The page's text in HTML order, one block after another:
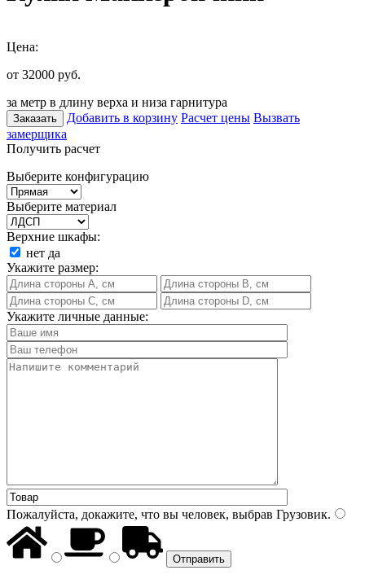
Цена:
от 32000 руб.
за метр в длину верха и низа гарнитура
Заказать Добавить в корзину Расчет цены Вызвать
замерщика
Получить расчет
Выберите конфигурацию
Выберите материал
Верхние шкафы:
нет да
Укажите размер:
Укажите личные данные:
Пожалуйста, докажите, что вы человек, выбрав Грузовик.